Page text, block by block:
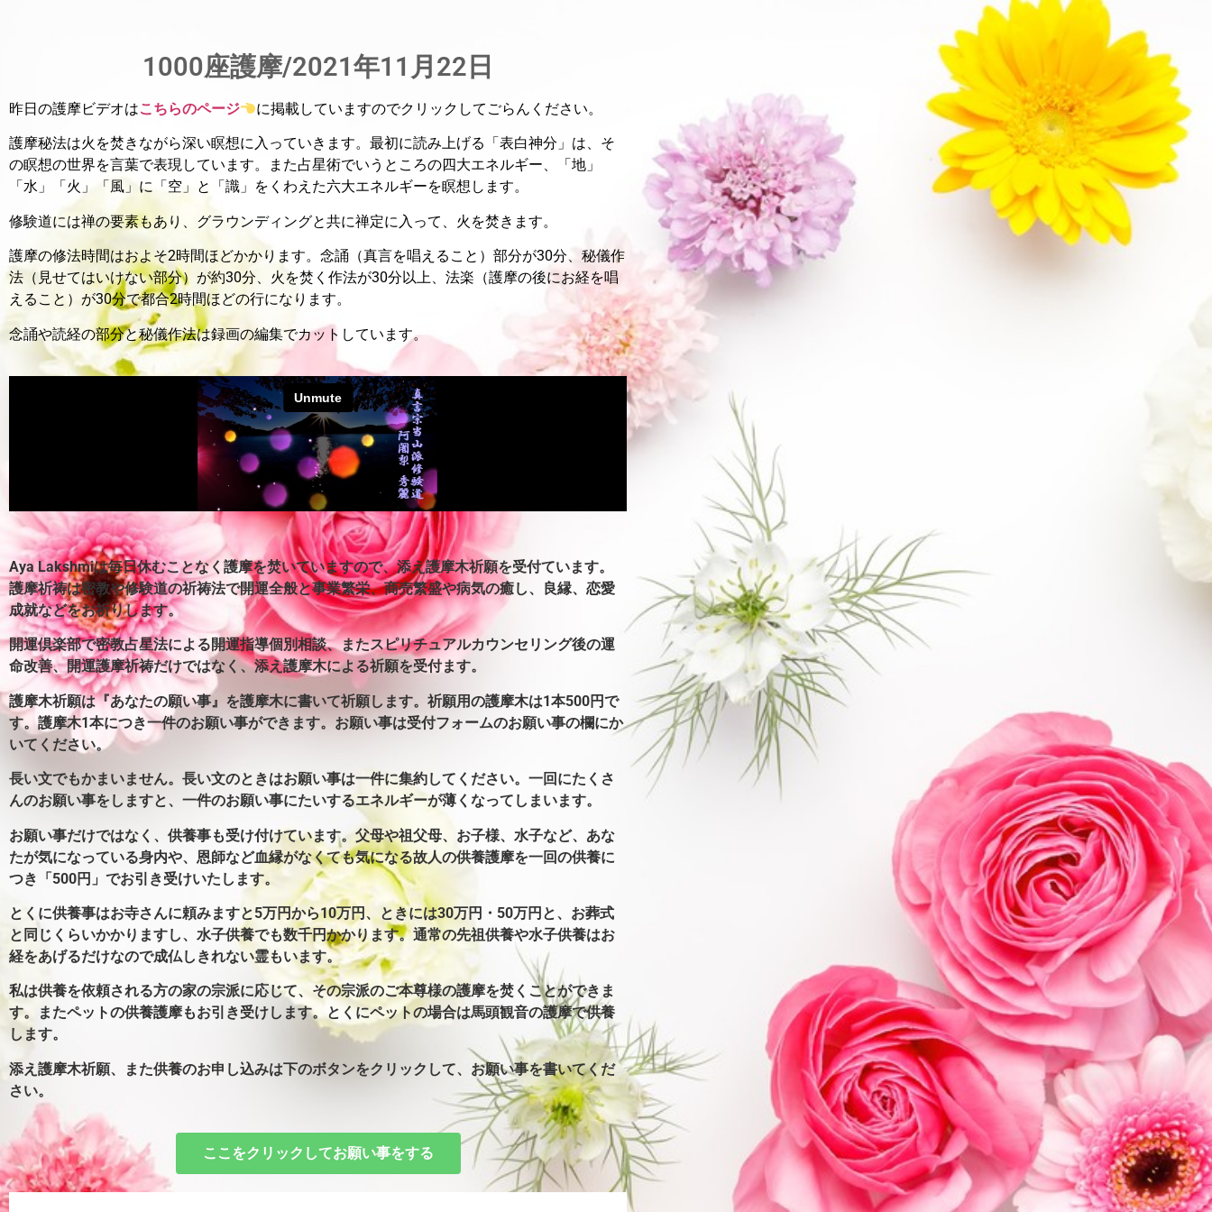
1000座護摩/2021年11月22日
昨日の護摩ビデオはこちらのページ に掲載していますのでクリックしてごらんください。
護摩秘法は火を焚きながら深い瞑想に入っていきます。最初に読み上げる「表白神分」は、そ
の瞑想の世界を言葉で表現しています。また占星術でいうところの四大エネルギー、「地」
「水」「火」「風」に「空」と「識」をくわえた六大エネルギーを瞑想します。
修験道には禅の要素もあり、グラウンディングと共に禅定に入って、火を焚きます。
護摩の修法時間はおよそ2時間ほどかかります。 念誦（真言を唱えること）部分が30分、秘儀作
法（見せてはいけない部分）が約30分、火を焚く作法が30分以上、法楽（護摩の後にお経を唱
えること）が30分で都合2時間ほどの行になります。
念誦や読経の部分と秘儀作法は録画の編集でカットしています。
Aya Lakshmiは毎日休むことなく護摩を焚いていますので、添え護摩木祈願を受付ています。
護摩祈祷は密教や修験道の祈祷法で開運全般と事業繁栄、商売繁盛や病気の癒し、良縁、恋愛
成就などをお祈りします。
開運倶楽部で密教占星法による開運指導個別相談、またスピリチュアルカウンセリング後の運
命改善、開運護摩祈祷だけではなく、添え護摩木による祈願を受付ます。
護摩木祈願は『あなたの願い事』を護摩木に書いて祈願します。 祈願用の護摩木は1本500円で
す。護摩木1本につき一件のお願い事ができます。 お願い事は受付フォームのお願い事の欄にか
いてください。
長い文でもかまいません。長い文のときはお願い事は一件に集約してください。 一回にたくさ
んのお願い事をしますと、一件のお願い事にたいするエネルギーが薄くなってしまいます。
お願い事だけではなく、供養事も受け付けています。父母や祖父母、お子様、水子など、あな
たが気になっている身内や、恩師など血縁がなくても気になる故人の供養護摩を一回の供養に
つき「500円」でお引き受けいたします。
とくに供養事はお寺さんに頼みますと5万円から10万円、ときには30万円・50万円と、お葬式
と同じくらいかかりますし、水子供養でも数千円かかります。通常の先祖供養や水子供養はお
経をあげるだけなので成仏しきれない霊もいます。
私は供養を依頼される方の家の宗派に応じて、その宗派のご本尊様の護摩を焚くことができま
す。またペットの供養護摩もお引き受けします。とくにペットの場合は馬頭観音の護摩で供養
します。
添え護摩木祈願、また供養のお申し込みは下のボタンをクリックして、お願い事を書いてくだ
さい。
ここをクリックしてお願い事をする